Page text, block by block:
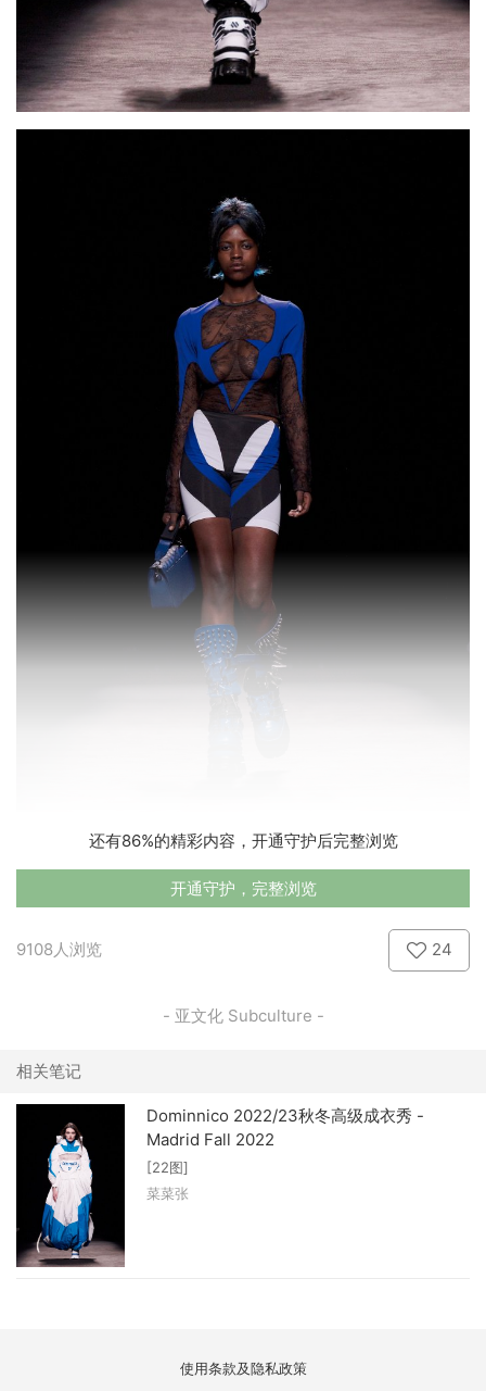
还有86%的精彩内容，开通守护后完整浏览
开通守护，完整浏览
9108人浏览 24
- 亚文化 Subculture -
相关笔记
Dominnico 2022/23秋冬高级成衣秀 -
Madrid Fall 2022
[22图]
菜菜张
使用条款及隐私政策